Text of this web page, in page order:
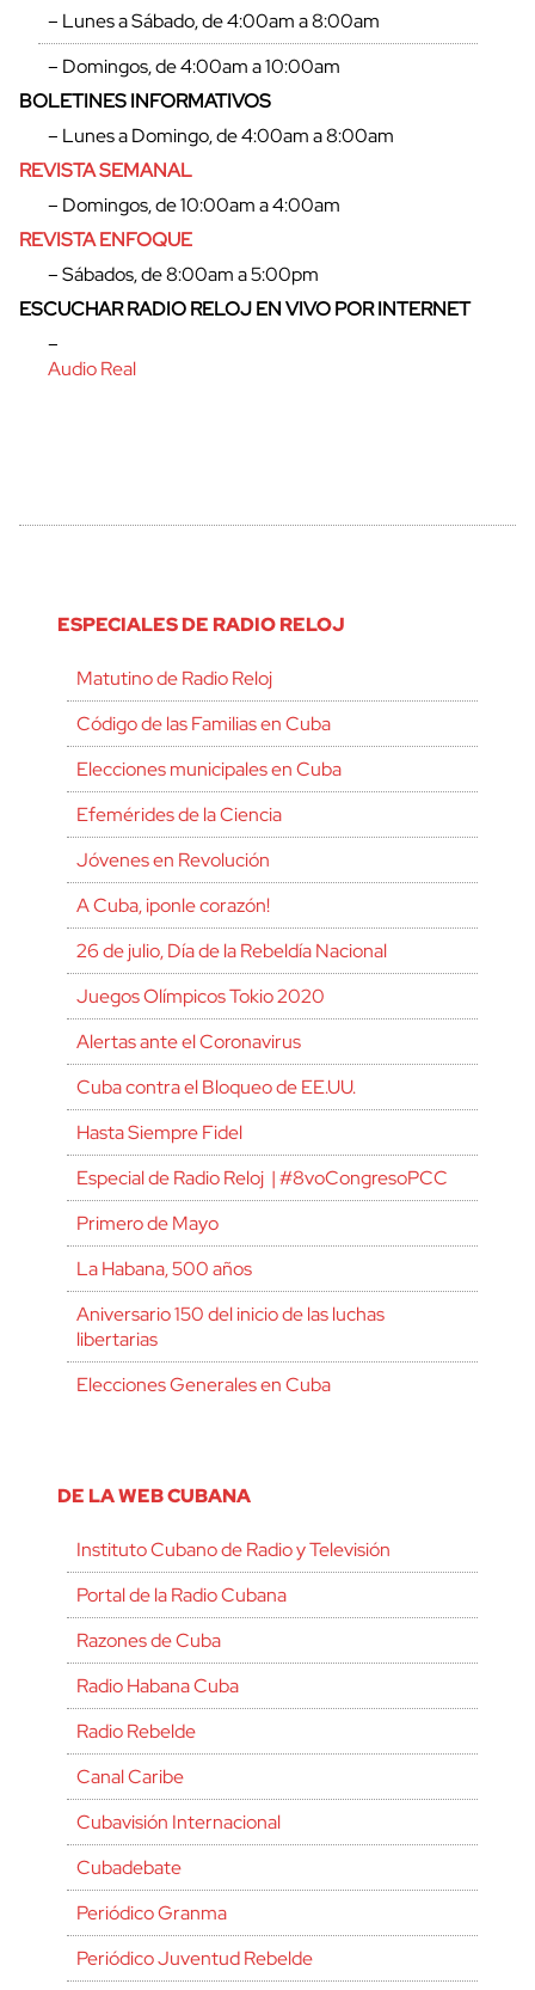
cerrar
– Lunes a Sábado, de 4:00am a 8:00am
– Domingos, de 4:00am a 10:00am
BOLETINES INFORMATIVOS
– Lunes a Domingo, de 4:00am a 8:00am
REVISTA SEMANAL
– Domingos, de 10:00am a 4:00am
REVISTA ENFOQUE
– Sábados, de 8:00am a 5:00pm
ESCUCHAR RADIO RELOJ EN VIVO POR INTERNET
–
Audio Real
ESPECIALES DE RADIO RELOJ
Matutino de Radio Reloj
Código de las Familias en Cuba
Elecciones municipales en Cuba
Efemérides de la Ciencia
Jóvenes en Revolución
A Cuba, ¡ponle corazón!
26 de julio, Día de la Rebeldía Nacional
Juegos Olímpicos Tokio 2020
Alertas ante el Coronavirus
Cuba contra el Bloqueo de EE.UU.
Hasta Siempre Fidel
Especial de Radio Reloj | #8voCongresoPCC
Primero de Mayo
La Habana, 500 años
Aniversario 150 del inicio de las luchas
libertarias
Elecciones Generales en Cuba
DE LA WEB CUBANA
Instituto Cubano de Radio y Televisión
Portal de la Radio Cubana
Razones de Cuba
Radio Habana Cuba
Radio Rebelde
Canal Caribe
Cubavisión Internacional
Cubadebate
Periódico Granma
Periódico Juventud Rebelde